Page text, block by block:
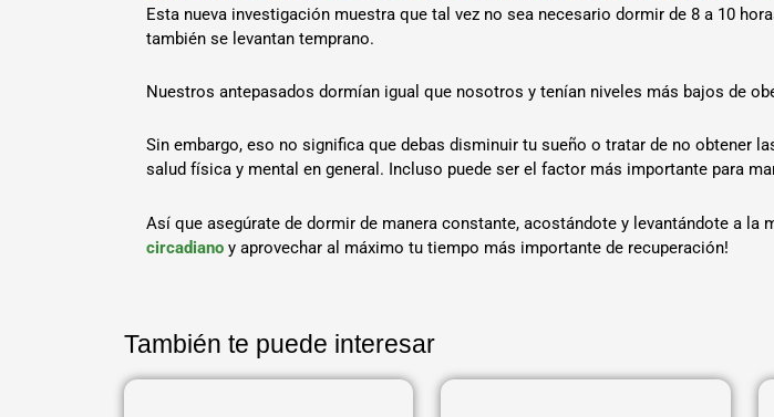
Esta nueva investigación muestra que tal vez no sea necesario dormir de 8 a 10
también se levantan temprano.
Nuestros antepasados dormían igual que nosotros y tenían niveles más bajos de
Sin embargo, eso no significa que debas disminuir tu sueño o tratar de no obtener
salud física y mental en general. Incluso puede ser el factor más importante para
Así que asegúrate de dormir de manera constante, acostándote y levantándote a
circadiano y aprovechar al máximo tu tiempo más importante de recuperación!
También te puede interesar
PáginaPágina